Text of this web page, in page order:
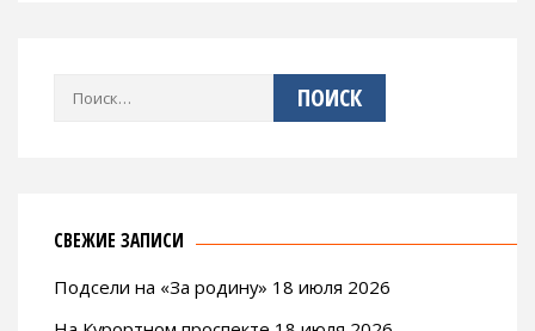
Найти:
СВЕЖИЕ ЗАПИСИ
Подсели на «За родину» 18 июля 2026